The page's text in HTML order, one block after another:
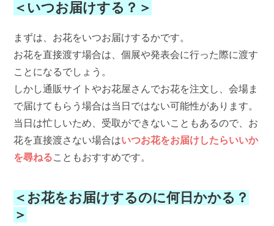
＜いつお届けする？＞
まずは、お花をいつお届けするかです。
お花を直接渡す場合は、個展や発表会に行った際に渡す
ことになるでしょう。
しかし通販サイトやお花屋さんでお花を注文し、会場ま
で届けてもらう場合は当日ではない可能性があります。
当日は忙しいため、受取ができないこともあるので、お
花を直接渡さない場合はいつお花をお届けしたらいいか
を尋ねることもおすすめです。
＜お花をお届けするのに何日かかる？
＞